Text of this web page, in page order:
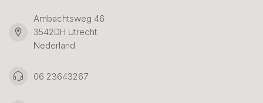
Ambachtsweg 46
3542DH Utrecht
Nederland
06 23643267